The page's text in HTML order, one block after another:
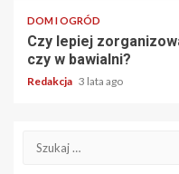
DOM I OGRÓD
Czy lepiej
czy w bawialni?
Redakcja 3 lata ago
Szukaj: